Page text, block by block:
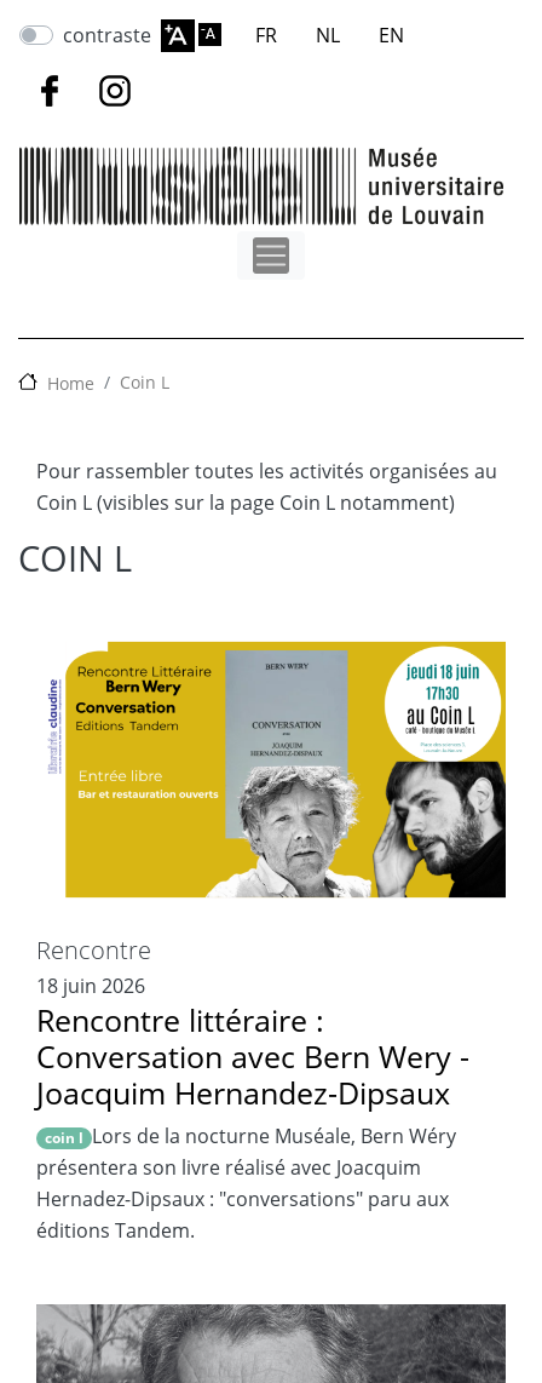
au
contraste FR NL EN
Home Coin L
Pour rassembler toutes les activités organisées au
Coin L (visibles sur la page Coin L notamment)
COIN L
Rencontre
18 juin 2026
Rencontre littéraire :
Conversation avec Bern Wery -
Joacquim Hernandez-Dipsaux
coin l Lors de la nocturne Muséale, Bern Wéry
présentera son livre réalisé avec Joacquim
Hernadez-Dipsaux : "conversations" paru aux
éditions Tandem.